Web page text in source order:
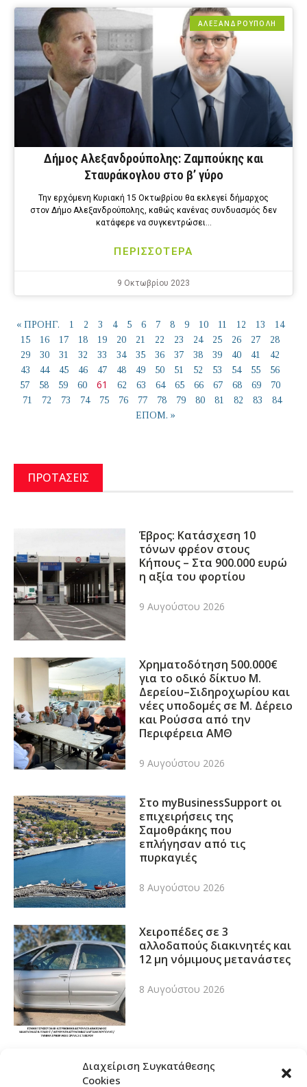
Διαχείριση Συγκατάθεσης
Cookies
ΑΛΕΞΑΝΔΡΟΎΠΟΛΗ
Δήμος Αλεξανδρούπολης: Ζαμπούκης και
Σταυράκογλου στο β’ γύρο
Την ερχόμενη Κυριακή 15 Οκτωβρίου θα εκλεγεί δήμαρχος
στον Δήμο Αλεξανδρούπολης, καθώς κανένας συνδυασμός δεν
κατάφερε να συγκεντρώσει…
ΠΕΡΙΣΣΟΤΕΡΑ
9 Οκτωβρίου 2023
« ΠΡΟΗΓ. 1 2 3 4 5 6 7 8 9 10 11 12 13
14
15
16 17 18 19 20 21 22 23 24 25 26 27
28
29
30 31 32 33 34 35 36 37 38 39 40 41
42
43
44 45 46 47 48 49 50 51 52 53 54 55
56
57
58 59 60 61 62 63 64 65 66 67 68 69
70
71
72 73 74 75 76 77 78 79 80 81 82 83
84
ΕΠΟΜ. »
ΠΡΟΤΑΣΕΙΣ
Έβρος: Κατάσχεση 10
τόνων φρέον στους
Κήπους – Στα 900.000 ευρώ
η αξία του φορτίου
9 Αυγούστου 2026
Χρηματοδότηση 500.000€
για το οδικό δίκτυο Μ.
Δερείου–Σιδηροχωρίου και
νέες υποδομές σε Μ. Δέρειο
και Ρούσσα από την
Περιφέρεια ΑΜΘ
9 Αυγούστου 2026
Στο myBusinessSupport οι
επιχειρήσεις της
Σαμοθράκης που
επλήγησαν από τις
πυρκαγιές
8 Αυγούστου 2026
Χειροπέδες σε 3
αλλοδαπούς διακινητές και
12 μη νόμιμους μετανάστες
8 Αυγούστου 2026